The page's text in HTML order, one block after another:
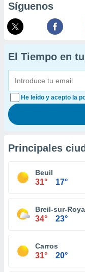
Síguenos
El Tiempo en tu
He leído y acepto la
Principales
Beuil
31° 17°
Breil-sur-Roya
34° 23°
Carros
31° 20°